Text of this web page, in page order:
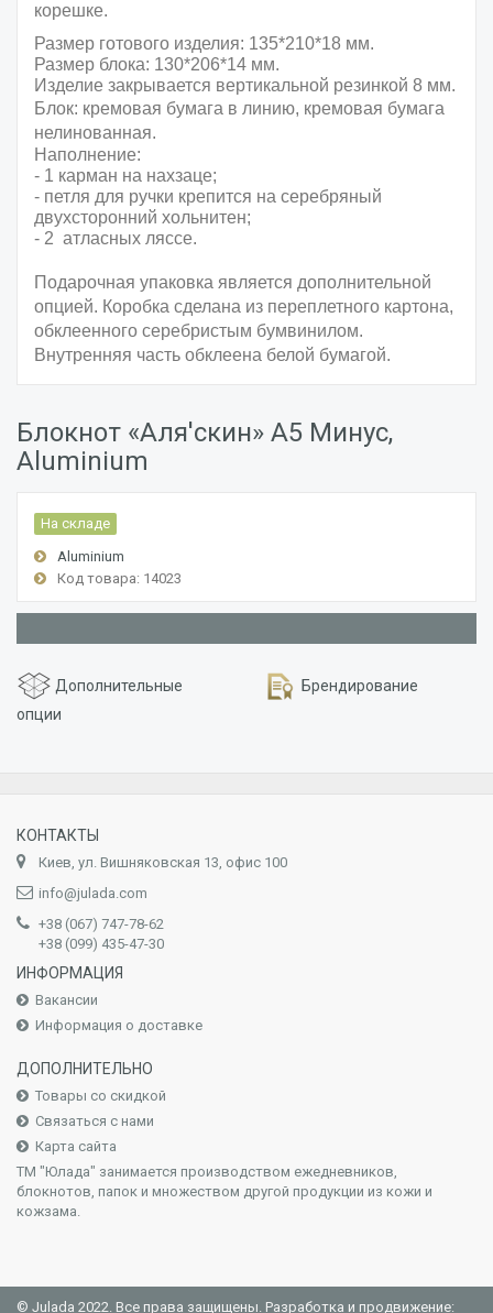
корешке.
Размер готового изделия: 135*210*18 мм.
Размер блока: 130*206*14 мм.
Изделие закрывается вертикальной резинкой 8 мм.
Блок: кремовая бумага в линию, кремовая бумага
нелинованная.
Наполнение:
- 1 карман на нахзаце;
- петля для ручки крепится на серебряный
двухсторонний хольнитен;
- 2 атласных ляссе.
Подарочная упаковка является дополнительной
опцией. Коробка сделана из переплетного картона,
обклеенного серебристым бумвинилом.
Внутренняя часть обклеена белой бумагой.
Блокнот «Аля'скин» А5 Минус,
Aluminium
На складе
Aluminium
Код товара: 14023
Дополнительные
опции
Брендирование
КОНТАКТЫ
Киев, ул. Вишняковская 13, офис 100
info@julada.com
+38 (067) 747-78-62
+38 (099) 435-47-30
ИНФОРМАЦИЯ
Вакансии
Информация о доставке
ДОПОЛНИТЕЛЬНО
Товары со скидкой
Связаться с нами
Карта сайта
ТМ "Юлада" занимается производством ежедневников,
блокнотов, папок и множеством другой продукции из кожи и
кожзама.
© Julada 2022. Все права защищены. Разработка и продвижение: